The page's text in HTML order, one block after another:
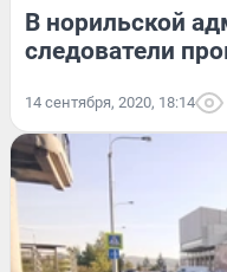
В норильской
следователи
14 сентября, 2020, 18:14